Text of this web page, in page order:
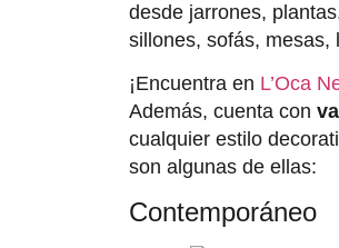
desde jarrones,
sillones, sofás,
¡Encuentra en L’Oca
Además, cuenta con
cualquier estilo
son algunas de ellas:
Contemporáneo